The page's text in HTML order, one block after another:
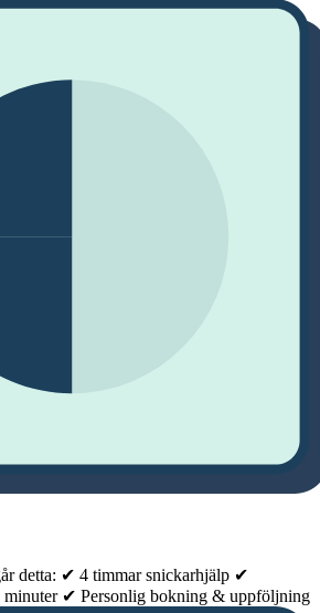
detta: ✔ 4 timmar snickarhjälp ✔
✔ Personlig bokning & uppföljning